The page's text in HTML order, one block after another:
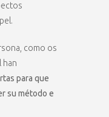
como os
han
para que
su método e